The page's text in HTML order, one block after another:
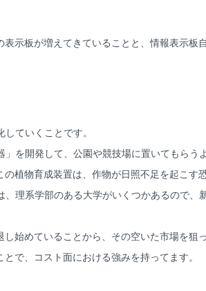
示板が増えてきていることと、情報表示板
ていくことです。
を開発して、公園や競技場に置いてもらう
植物育成装置は、作物が日照不足を起こす
理系学部のある大学がいくつかあるので、
始めていることから、その空いた市場を狙
で、コスト面における強みを持ってます。